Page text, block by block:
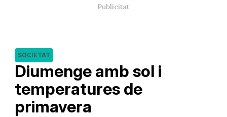
Diumenge amb sol i
temperatures de
primavera
SOCIETAT